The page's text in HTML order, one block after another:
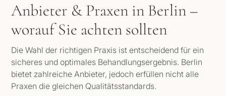
Anbieter & Praxen in Berlin –
worauf Sie achten sollten
Die Wahl der richtigen Praxis ist entscheidend für ein
sicheres und optimales Behandlungsergebnis. Berlin
bietet zahlreiche Anbieter, jedoch erfüllen nicht alle
Praxen die gleichen Qualitätsstandards.